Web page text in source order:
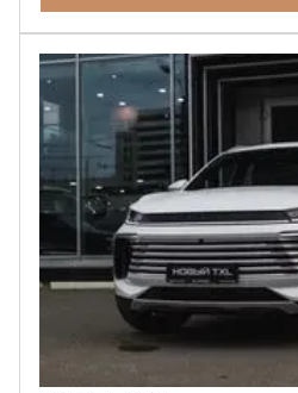
150
190
197
249
Цвет
Серый
Черный
Зеленый
Белый
Серебристый